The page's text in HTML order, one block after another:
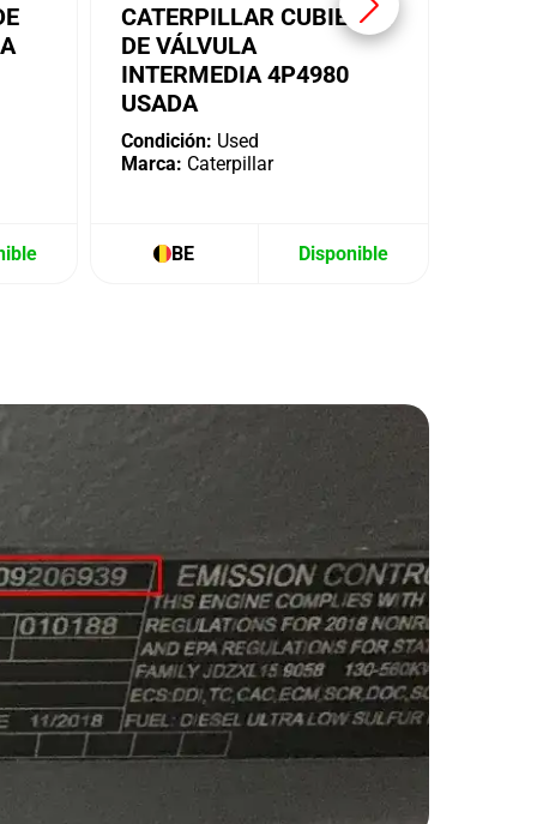
CATERPILLAR CUBIERTA
DE VÁLVULA
INTERMEDIA 4P4980
USADA
Condición: Used
Marca: Caterpillar
BE Disponible